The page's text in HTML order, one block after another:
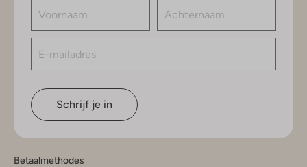
Schrijf je in
Betaalmethodes